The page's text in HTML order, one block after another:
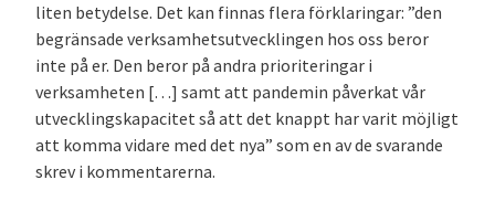
liten betydelse. Det kan finnas flera förklaringar: ”den
begränsade verksamhetsutvecklingen hos oss beror
inte på er. Den beror på andra prioriteringar i
verksamheten […] samt att pandemin påverkat vår
utvecklingskapacitet så att det knappt har varit möjligt
att komma vidare med det nya” som en av de svarande
skrev i kommentarerna.